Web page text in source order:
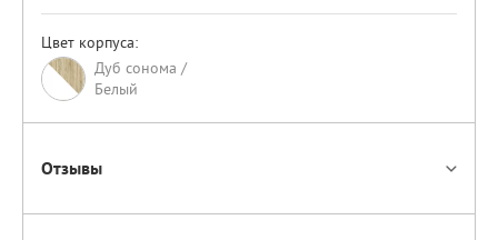
Цвет корпуса:
Дуб сонома /
Белый
Отзывы